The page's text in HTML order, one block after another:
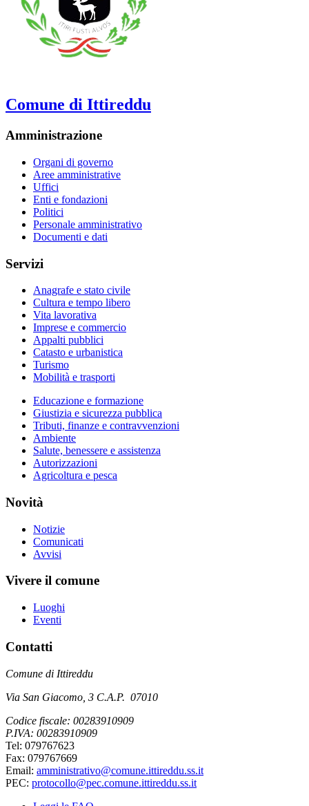
Comune di Ittireddu
Amministrazione
Organi di governo
Aree amministrative
Uffici
Enti e fondazioni
Politici
Personale amministrativo
Documenti e dati
Servizi
Anagrafe e stato civile
Cultura e tempo libero
Vita lavorativa
Imprese e commercio
Appalti pubblici
Catasto e urbanistica
Turismo
Mobilità e trasporti
Educazione e formazione
Giustizia e sicurezza pubblica
Tributi, finanze e contravvenzioni
Ambiente
Salute, benessere e assistenza
Autorizzazioni
Agricoltura e pesca
Novità
Notizie
Comunicati
Avvisi
Vivere il comune
Luoghi
Eventi
Contatti
Comune di Ittireddu
Via San Giacomo, 3 C.A.P. 07010
Codice fiscale: 00283910909
P.IVA: 00283910909
Tel: 079767623
Fax: 079767669
Email: amministrativo@comune.ittireddu.ss.it
PEC: protocollo@pec.comune.ittireddu.ss.it